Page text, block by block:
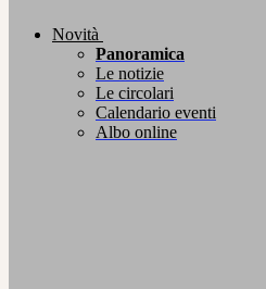
Novità
Panoramica
Le notizie
Le circolari
Calendario eventi
Albo online